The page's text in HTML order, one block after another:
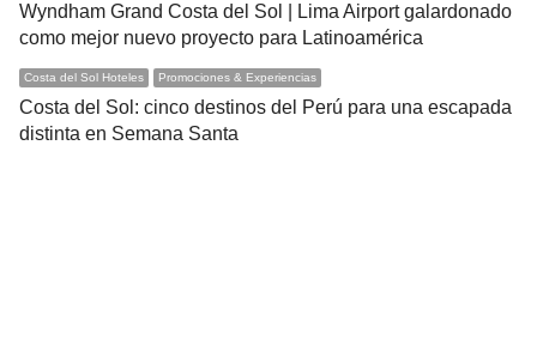
Wyndham Grand Costa del Sol | Lima Airport galardonado
como mejor nuevo proyecto para Latinoamérica
Costa del Sol Hoteles Promociones & Experiencias
Costa del Sol: cinco destinos del Perú para una escapada
distinta en Semana Santa